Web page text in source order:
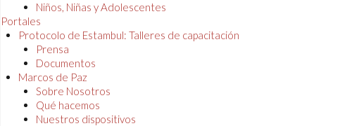
Niños, Niñas y Adolescentes
Portales
Protocolo de Estambul: Talleres de capacitación
Prensa
Documentos
Marcos de Paz
Sobre Nosotros
Qué hacemos
Nuestros dispositivos